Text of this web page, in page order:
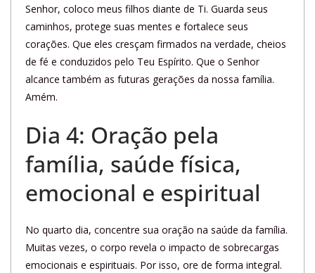
Senhor, coloco meus filhos diante de Ti. Guarda seus
caminhos, protege suas mentes e fortalece seus
corações. Que eles cresçam firmados na verdade, cheios
de fé e conduzidos pelo Teu Espírito. Que o Senhor
alcance também as futuras gerações da nossa família.
Amém.
Dia 4: Oração pela
família, saúde física,
emocional e espiritual
No quarto dia, concentre sua oração na saúde da família.
Muitas vezes, o corpo revela o impacto de sobrecargas
emocionais e espirituais. Por isso, ore de forma integral.